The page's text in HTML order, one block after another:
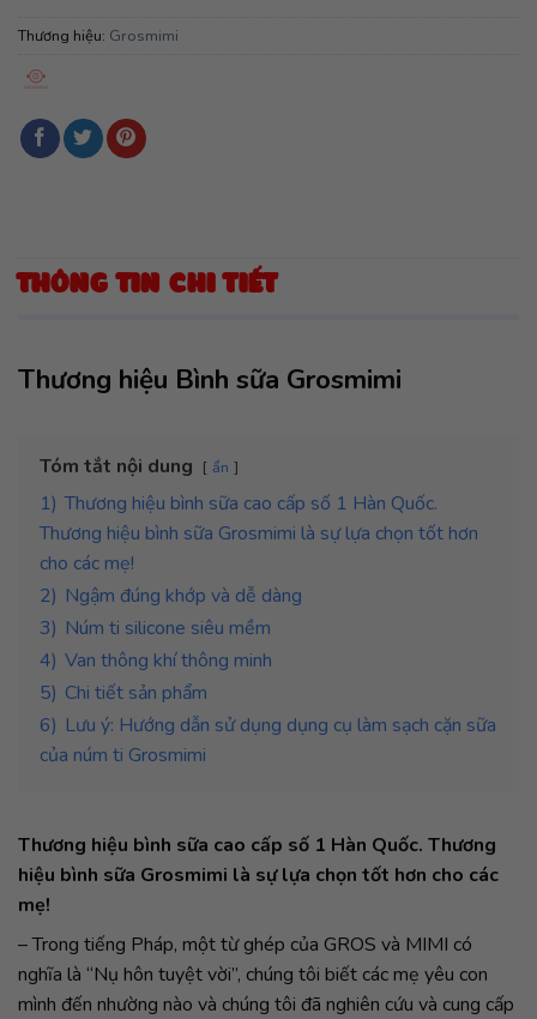
Thương hiệu: Grosmimi
THÔNG TIN CHI TIẾT
Thương hiệu Bình sữa Grosmimi
Tóm tắt nội dung ẩn
1) Thương hiệu bình sữa cao cấp số 1 Hàn Quốc.
Thương hiệu bình sữa Grosmimi là sự lựa chọn tốt hơn
cho các mẹ!
2) Ngậm đúng khớp và dễ dàng
3) Núm ti silicone siêu mềm
4) Van thông khí thông minh
5) Chi tiết sản phẩm
6) Lưu ý: Hướng dẫn sử dụng dụng cụ làm sạch cặn sữa
của núm ti Grosmimi
Thương hiệu bình sữa cao cấp số 1 Hàn Quốc. Thương
hiệu bình sữa Grosmimi là sự lựa chọn tốt hơn cho các
mẹ!
– Trong tiếng Pháp, một từ ghép của GROS và MIMI có
nghĩa là “Nụ hôn tuyệt vời”, chúng tôi biết các mẹ yêu con
mình đến nhường nào và chúng tôi đã nghiên cứu và cung cấp